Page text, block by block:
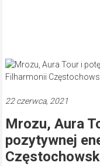
22 czerwca, 2021
Mrozu, Aura
pozytywnej